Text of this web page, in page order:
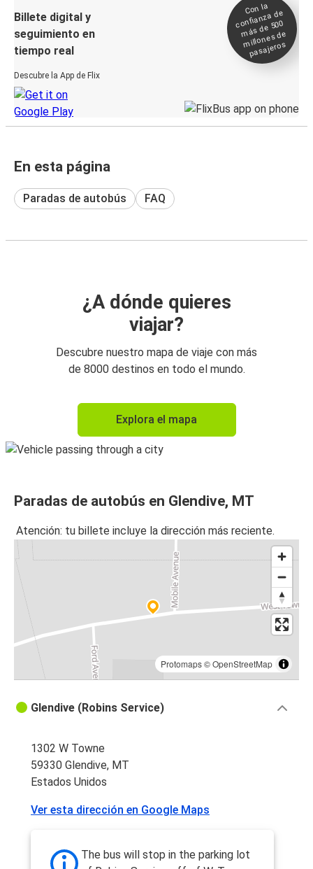
Billete digital y
seguimiento en
tiempo real
Descubre la App de Flix
Con la
confianza de
más de 500
millones de
pasajeros
En esta página
Paradas de autobús FAQ
¿A dónde quieres
viajar?
Descubre nuestro mapa de viaje con más
de 8000 destinos en todo el mundo.
Explora el mapa
Paradas de autobús en Glendive, MT
Atención: tu billete incluye la dirección más reciente.
Protomaps©OpenStreetMap
Glendive (Robins Service)
1302 W Towne
59330 Glendive, MT
Estados Unidos
Ver esta dirección en Google Maps
The bus will stop in the parking lot